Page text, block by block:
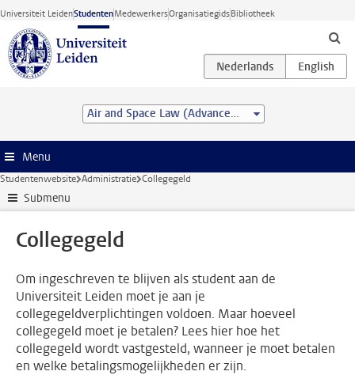
Ga direct naar de inhoud
Universiteit LeidenStudentenMedewerkersOrganisatiegidsBibliotheek
Air and Space Law (Advanced LL.M.)
Menu
Studentenwebsite Administratie Collegegeld
Submenu
Collegegeld
Om ingeschreven te blijven als student aan de
Universiteit Leiden moet je aan je
collegegeldverplichtingen voldoen. Maar hoeveel
collegegeld moet je betalen? Lees hier hoe het
collegegeld wordt vastgesteld, wanneer je moet betalen
en welke betalingsmogelijkheden er zijn.